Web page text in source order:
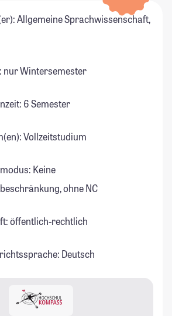
Allgemeine Sprachwissenschaft,
nur Wintersemester
6 Semester
Vollzeitstudium
Keine
ohne NC
öffentlich-rechtlich
Deutsch